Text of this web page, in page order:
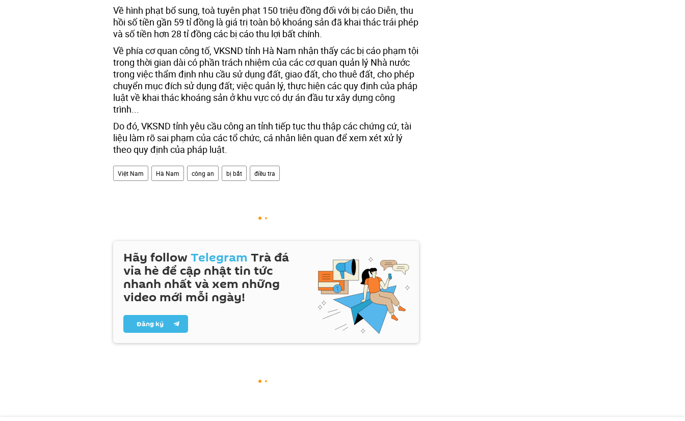
Về hình phạt bổ sung, toà tuyên phạt 150 triệu đồng đối với bị cáo Diễn, thu
hồi số tiền gần 59 tỉ đồng là giá trị toàn bộ khoáng sản đã khai thác trái phép
và số tiền hơn 28 tỉ đồng các bị cáo thu lợi bất chính.
Về phía cơ quan công tố, VKSND tỉnh Hà Nam nhận thấy các bị cáo phạm tội
trong thời gian dài có phần trách nhiệm của các cơ quan quản lý Nhà nước
trong việc thẩm định nhu cầu sử dụng đất, giao đất, cho thuê đất, cho phép
chuyển mục đích sử dụng đất; việc quản lý, thực hiện các quy định của pháp
luật về khai thác khoáng sản ở khu vực có dự án đầu tư xây dựng công
trình...
Do đó, VKSND tỉnh yêu cầu công an tỉnh tiếp tục thu thập các chứng cứ, tài
liệu làm rõ sai phạm của các tổ chức, cá nhân liên quan để xem xét xử lý
theo quy định của pháp luật.
Việt Nam Hà Nam công an bị bắt điều tra
Hãy followTelegram Trà đá
vỉa hè để cập nhật tin tức
nhanh nhất và xem những
video mới mỗi ngày!
Đăng ký